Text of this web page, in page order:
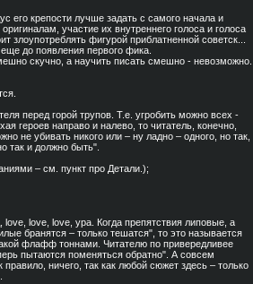
его крепости лучше задать с самого начала и
участие их внутреннего голоса и голоса
злоупотреблять фигурой приблатненной советск...
до появления первого фика.
скучно, а научить писать смешно - невозможно.
перед горой трупов. Т.е. угробить можно всех -
героев направо и налево, то читатель, конечно,
не убивать никого или – ну ладно – одного, но так,
так и должно быть".
– см. пункт про Детали.);
love, love, love, ура. Когда препятствия липовые, а
бранятся – только тешатся", то это называется
флафф тоннами. Читателю по привередливее
пытаются поменяться обратно". А совсем
ничего, так как любой сюжет здесь – только